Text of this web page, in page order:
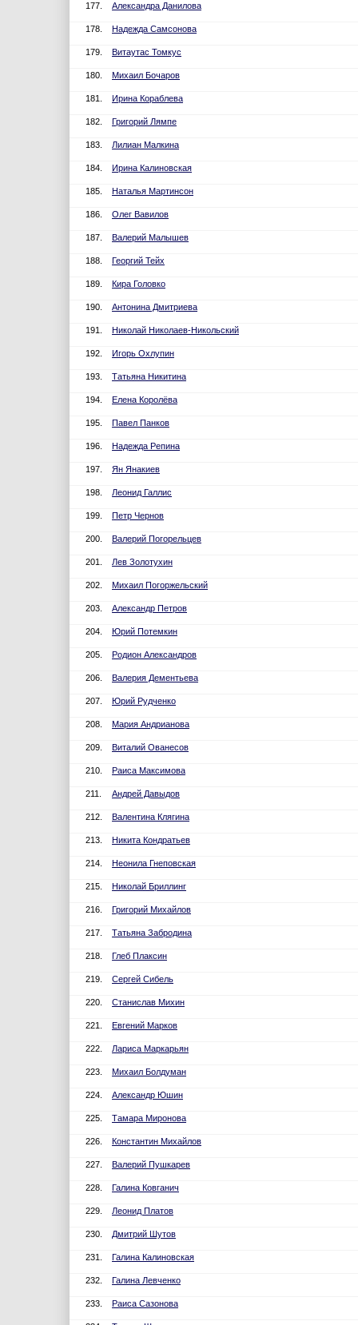
177. Александра Данилова
178. Надежда Самсонова
179. Витаутас Томкус
180. Михаил Бочаров
181. Ирина Кораблева
182. Григорий Лямпе
183. Лилиан Малкина
184. Ирина Калиновская
185. Наталья Мартинсон
186. Олег Вавилов
187. Валерий Малышев
188. Георгий Тейх
189. Кира Головко
190. Антонина Дмитриева
191. Николай Николаев-Никольский
192. Игорь Охлупин
193. Татьяна Никитина
194. Елена Королёва
195. Павел Панков
196. Надежда Репина
197. Ян Янакиев
198. Леонид Галлис
199. Петр Чернов
200. Валерий Погорельцев
201. Лев Золотухин
202. Михаил Погоржельский
203. Александр Петров
204. Юрий Потемкин
205. Родион Александров
206. Валерия Дементьева
207. Юрий Рудченко
208. Мария Андрианова
209. Виталий Ованесов
210. Раиса Максимова
211. Андрей Давыдов
212. Валентина Клягина
213. Никита Кондратьев
214. Неонила Гнеповская
215. Николай Бриллинг
216. Григорий Михайлов
217. Татьяна Забродина
218. Глеб Плаксин
219. Сергей Сибель
220. Станислав Михин
221. Евгений Марков
222. Лариса Маркарьян
223. Михаил Болдуман
224. Александр Юшин
225. Тамара Миронова
226. Константин Михайлов
227. Валерий Пушкарев
228. Галина Ковганич
229. Леонид Платов
230. Дмитрий Шутов
231. Галина Калиновская
232. Галина Левченко
233. Раиса Сазонова